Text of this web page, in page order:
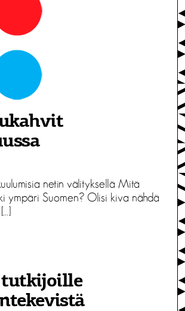
netin välityksellä Mitä
ympäri Suomen? Olisi kiva nähdä